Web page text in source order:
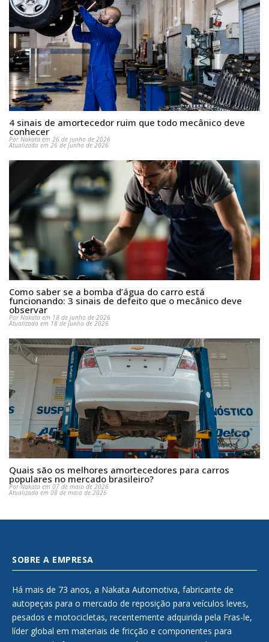
4 sinais de amortecedor ruim que todo mecânico deve
conhecer
Por Nakata em 26 de junho de 2026
Atualizado em 26 de junho de 2026
Como saber se a bomba d’água do carro está
funcionando: 3 sinais de defeito que o mecânico deve
observar
Por Nakata em 18 de junho de 2026
Atualizado em 18 de junho de 2026
Quais são os melhores amortecedores para carros
populares no mercado brasileiro?
Por Nakata em 07 de maio de 2026
Atualizado em 08 de maio de 2026
SOBRE A EMPRESA
Há mais de 73 anos, a Nakata Automotiva, fabricante de
autopeças para o mercado de reposição para veículos leves,
pesados e motocicletas, recentemente adquirida pela Fras-le,
líder global em materiais de fricção e componentes para